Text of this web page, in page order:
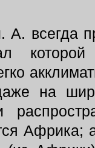
А. всегда
на